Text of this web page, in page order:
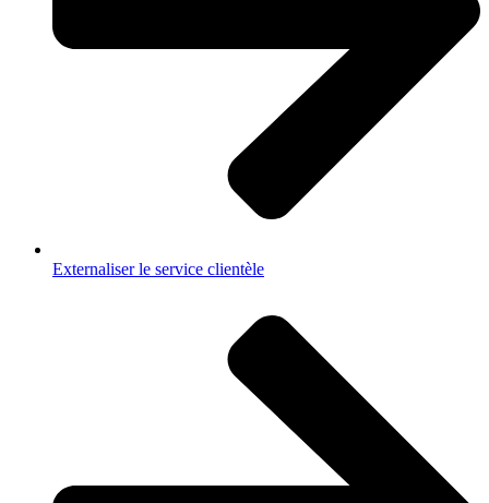
Externaliser le service clientèle